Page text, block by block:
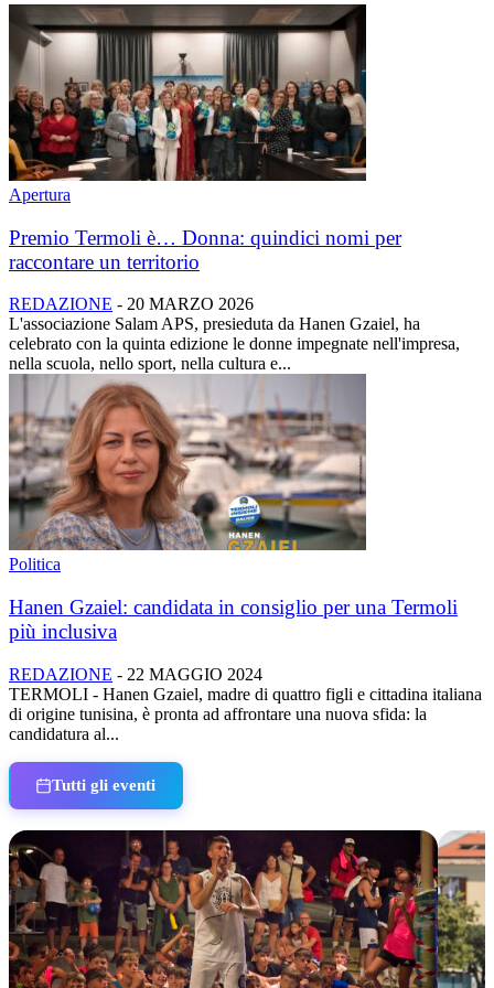
Apertura
Premio Termoli è… Donna: quindici nomi per
raccontare un territorio
REDAZIONE - 20 MARZO 2026
L'associazione Salam APS, presieduta da Hanen Gzaiel, ha
celebrato con la quinta edizione le donne impegnate nell'impresa,
nella scuola, nello sport, nella cultura e...
Politica
Hanen Gzaiel: candidata in consiglio per una Termoli
più inclusiva
REDAZIONE - 22 MAGGIO 2024
TERMOLI - Hanen Gzaiel, madre di quattro figli e cittadina italiana
di origine tunisina, è pronta ad affrontare una nuova sfida: la
candidatura al...
Tutti gli eventi